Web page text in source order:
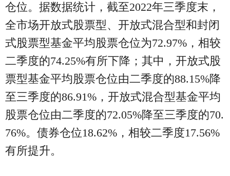
仓位。据数据统计，截至2022年三季度末，
全市场开放式股票型、开放式混合型和封闭
式股票型基金平均股票仓位为72.97%，相较
二季度的74.25%有所下降；其中，开放式股
票型基金平均股票仓位由二季度的88.15%降
至三季度的86.91%，开放式混合型基金平均
股票仓位由二季度的72.05%降至三季度的70.
76%。债券仓位18.62%，相较二季度17.56%
有所提升。